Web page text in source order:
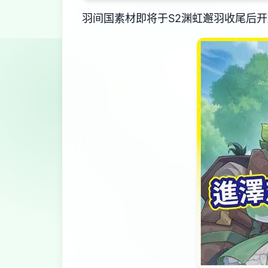
羽间国素材即将于S2渊虹邂羽收尾后